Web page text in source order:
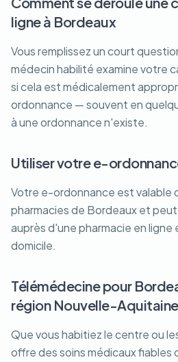
ligne à Bordeaux
Vous remplissez un court
médecin habilité examine votre
si cela est médicalement
ordonnance — souvent en
à une ordonnance n'existe.
Utiliser votre e-
Votre e-ordonnance est valable
pharmacies de Bordeaux et
auprès d'une pharmacie en
domicile.
Télémédecine pour
région Nouvelle-Aquitaine
Que vous habitiez le centre ou
offre des soins médicaux fiables